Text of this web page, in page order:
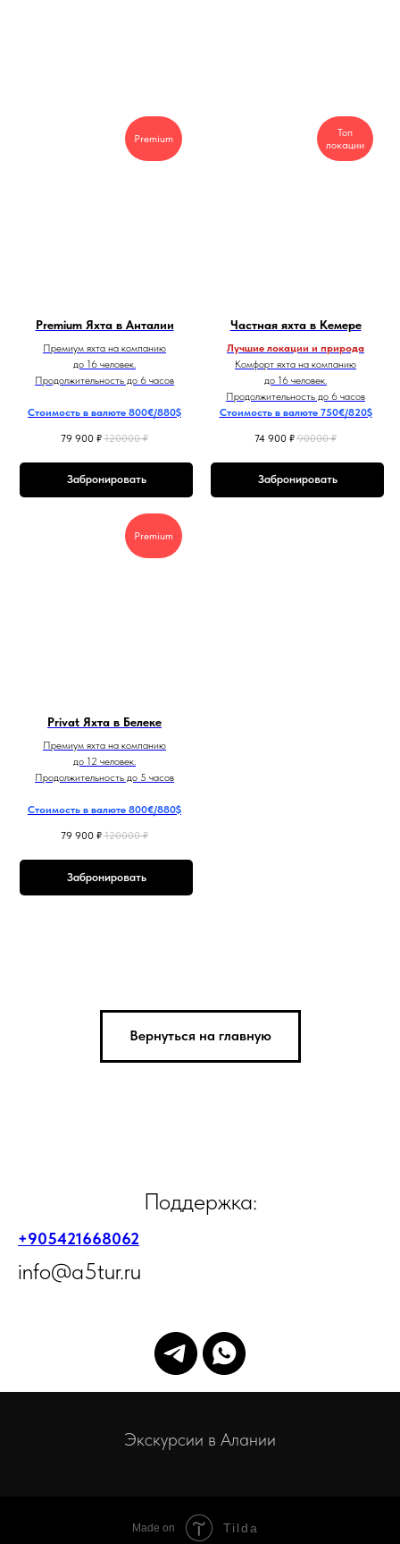
Premium
Premium Яхта в Анталии
Премиум яхта на компанию
до 16 человек.
Продолжительность до 6 часов
Стоимость в валюте 800€/880$
79 900 ₽ 120000 ₽
Забронировать
Топ
локации
Частная яхта в Кемере
Лучшие локации и природа
Комфорт яхта на компанию
до 16 человек.
Продолжительность до 6 часов
Стоимость в валюте 750€/820$
74 900 ₽ 90000 ₽
Забронировать
Premium
Privat Яхта в Белеке
Премиум яхта на компанию
до 12 человек.
Продолжительность до 5 часов
Стоимость в валюте 800€/880$
79 900 ₽ 120000 ₽
Забронировать
Вернуться на главную
Поддержка:
+905421668062
info@a5tur.ru
Экскурсии в Алании
Made on Tilda